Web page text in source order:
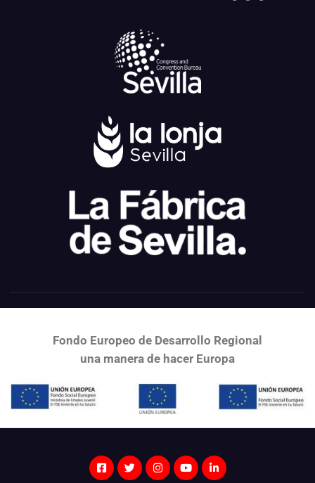
Fondo Europeo de Desarrollo Regional
una manera de hacer Europa